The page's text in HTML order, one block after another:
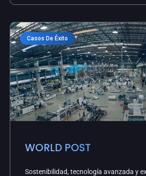
Casos De Éxito
WORLD POST
Sostenibilidad, tecnología avanzada y